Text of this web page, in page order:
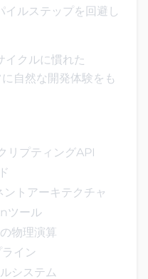
イルステップを回避し
イクルに慣れた
自然な開発体験をも
リプティングAPI
トアーキテクチャ
ツール
物理演算
イン
システム